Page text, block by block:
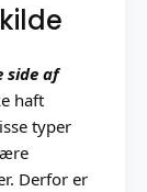
side af
haft
typer
Derfor er